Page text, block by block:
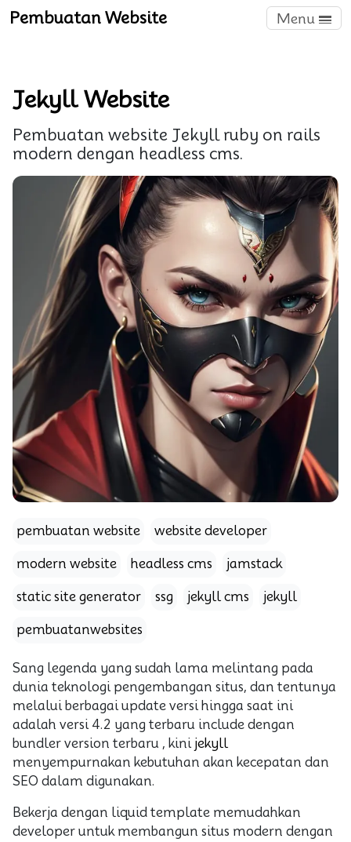
Pembuatan Website Menu
Jekyll Website
Pembuatan website Jekyll ruby on rails
modern dengan headless cms.
pembuatan website website developer
modern website headless cms jamstack
static site generator ssg jekyll cms jekyll
pembuatanwebsites
Sang legenda yang sudah lama melintang pada
dunia teknologi pengembangan situs, dan tentunya
melalui berbagai update versi hingga saat ini
adalah versi 4.2 yang terbaru include dengan
bundler version terbaru , kini jekyll
menyempurnakan kebutuhan akan kecepatan dan
SEO dalam digunakan.
Bekerja dengan liquid template memudahkan
developer untuk membangun situs modern dengan